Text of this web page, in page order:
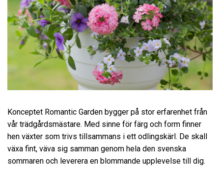
Konceptet Romantic Garden bygger på stor erfarenhet från
vår trädgårdsmästare. Med sinne för färg och form finner
hen växter som trivs tillsammans i ett odlingskärl. De skall
växa fint, väva sig samman genom hela den svenska
sommaren och leverera en blommande upplevelse till dig.